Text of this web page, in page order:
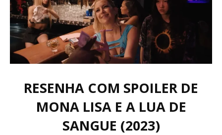
RESENHA COM SPOILER DE
MONA LISA E A LUA DE
SANGUE (2023)